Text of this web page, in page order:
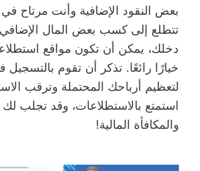
بعض النقود الإضافية وأنت مرتاح
تتطلع إلى كسب بعض المال
دخلك، يمكن أن تكون مواقع
خيارًا رائعًا. تذكر أن تقوم
لتعظيم أرباحك المحتملة وترقب
استمتع بالاستطلاعات، وقد تجلب لك
والمكافأة المالية!